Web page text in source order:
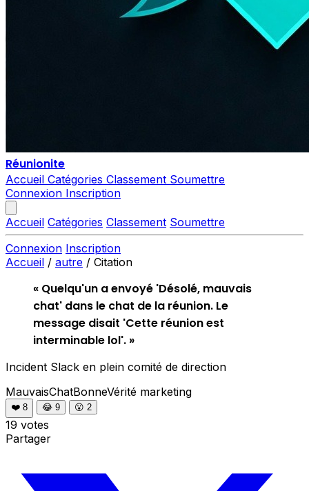
Réunionite
Accueil Catégories Classement Soumettre
Connexion Inscription
Accueil Catégories Classement Soumettre
Connexion Inscription
Accueil / autre / Citation
« Quelqu'un a envoyé 'Désolé, mauvais
chat' dans le chat de la réunion. Le
message disait 'Cette réunion est
interminable lol'. »
Incident Slack en plein comité de direction
MauvaisChatBonneVérité marketing
❤️ 8 😂 9 😮 2
19 votes
Partager